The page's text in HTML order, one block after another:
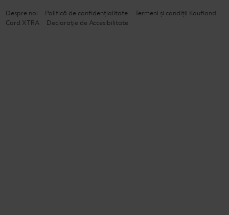
Despre noi Politică de confidențialitate
Termeni și condiții Kaufland
Card XTRA
Declarație de Accesibilitate